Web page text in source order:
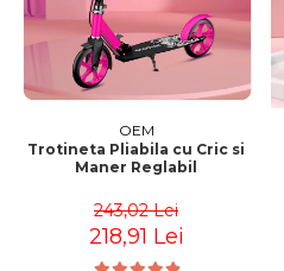
Jucarii motricitate
Micul explorator
Nisip kinetic
Pictura, modelaj si accesorii
Tarcuri si corturi
Tarc joaca copii
Tarc joaca bebe
Tarc joaca cu bile
OEM
Trotineta Pliabila cu Cric si
Maner Reglabil
243,02 Lei
218,91 Lei